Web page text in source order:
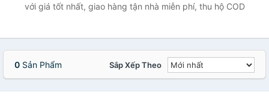
với giá tốt nhất, giao hàng tận nhà miễn phí, thu hộ COD
0 Sản Phẩm Sắp Xếp Theo